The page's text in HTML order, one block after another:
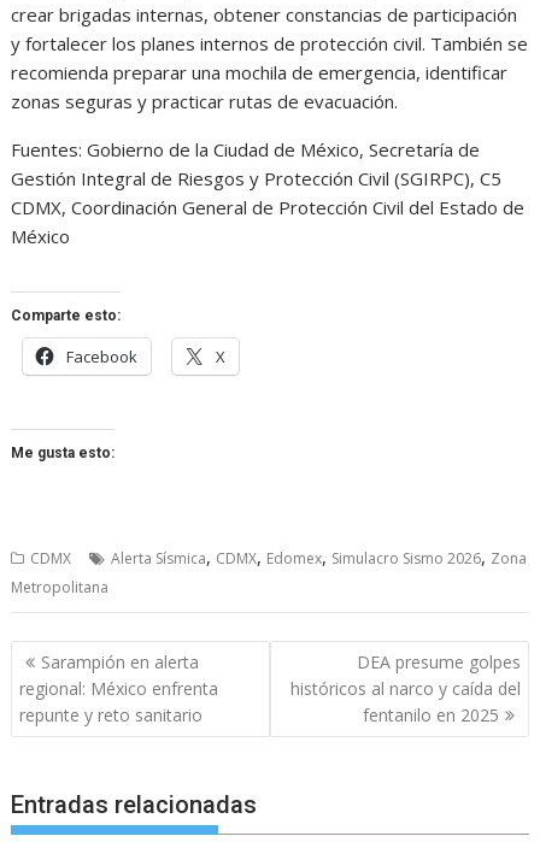
crear brigadas internas, obtener constancias de participación
y fortalecer los planes internos de protección civil. También se
recomienda preparar una mochila de emergencia, identificar
zonas seguras y practicar rutas de evacuación.
Fuentes: Gobierno de la Ciudad de México, Secretaría de
Gestión Integral de Riesgos y Protección Civil (SGIRPC), C5
CDMX, Coordinación General de Protección Civil del Estado de
México
Comparte esto:
Facebook X
Me gusta esto:
CDMX Alerta Sísmica, CDMX, Edomex, Simulacro Sismo 2026, Zona
Metropolitana
Navegación
de
entradas
Sarampión en alerta
regional: México enfrenta
repunte y reto sanitario
DEA presume golpes
históricos al narco y caída del
fentanilo en 2025
Entradas relacionadas